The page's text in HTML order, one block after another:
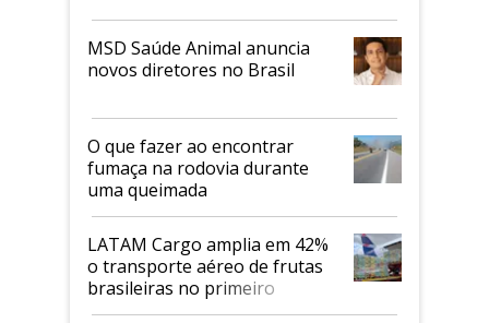
MSD Saúde Animal anuncia
novos diretores no Brasil
O que fazer ao encontrar
fumaça na rodovia durante
uma queimada
LATAM Cargo amplia em 42%
o transporte aéreo de frutas
brasileiras no primeiro
semestre